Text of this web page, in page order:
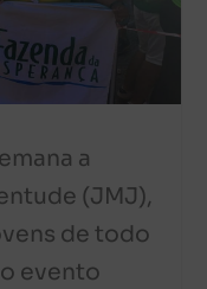
a
(JMJ),
de todo
evento